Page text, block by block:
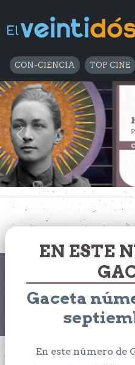
CON-CIENCIA TOP CINE
Previous
EN ESTE
Gaceta
En este número de